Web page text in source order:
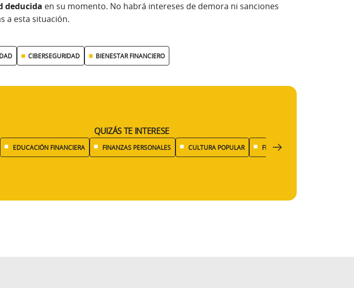
deducida en su momento. No habrá intereses de demora ni sanciones
a esta situación.
CIBERSEGURIDAD BIENESTAR FINANCIERO
QUIZÁS TE INTERESE
EDUCACIÓN FINANCIERA FINANZAS PERSONALES CULTURA POPULAR FISCALIDAD